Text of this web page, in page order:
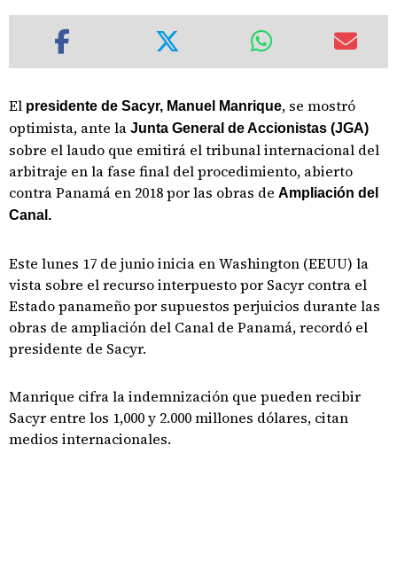
El presidente de Sacyr, Manuel Manrique, se mostró
optimista, ante la Junta General de Accionistas (JGA)
sobre el laudo que emitirá el tribunal internacional del
arbitraje en la fase final del procedimiento, abierto
contra Panamá en 2018 por las obras de Ampliación del
Canal.
Este lunes 17 de junio inicia en Washington (EEUU) la
vista sobre el recurso interpuesto por Sacyr contra el
Estado panameño por supuestos perjuicios durante las
obras de ampliación del Canal de Panamá, recordó el
presidente de Sacyr.
Manrique cifra la indemnización que pueden recibir
Sacyr entre los 1,000 y 2.000 millones dólares, citan
medios internacionales.